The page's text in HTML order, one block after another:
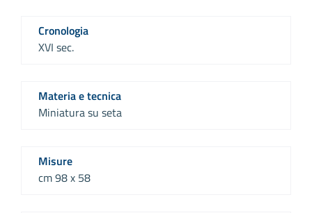
Cronologia
XVI sec.
Materia e tecnica
Miniatura su seta
Misure
cm 98 x 58